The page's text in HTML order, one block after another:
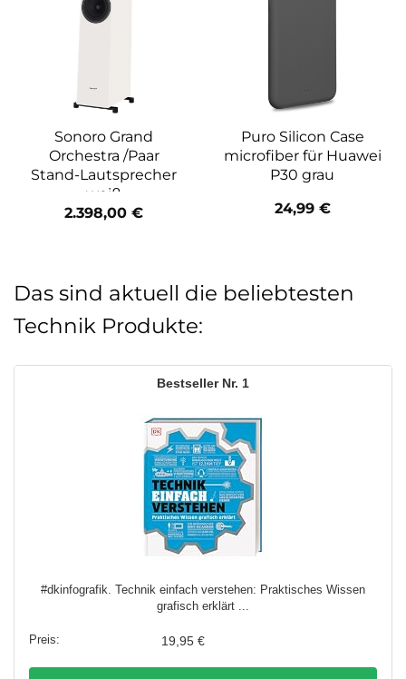
Sonoro Grand
Orchestra /Paar
Stand-Lautsprecher
weiß
2.398,00 €
Puro Silicon Case
microfiber für Huawei
P30 grau
24,99 €
Das sind aktuell die beliebtesten
Technik Produkte:
1
#dkinfografik. Technik einfach verstehen: Praktisches Wissen
grafisch erklärt ...
19,95 €